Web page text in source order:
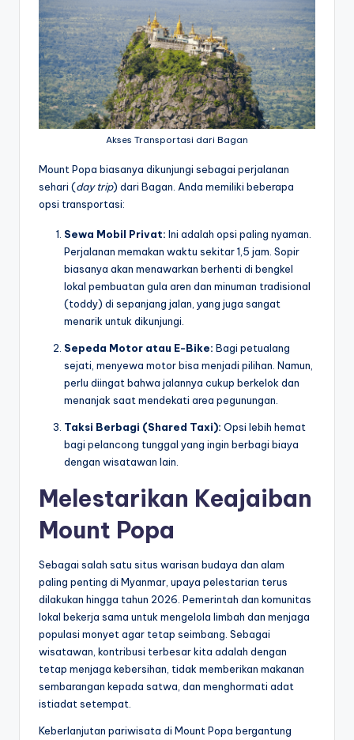
Akses Transportasi dari Bagan
Mount Popa biasanya dikunjungi sebagai perjalanan
sehari (day trip) dari Bagan. Anda memiliki beberapa
opsi transportasi:
Sewa Mobil Privat: Ini adalah opsi paling nyaman.
Perjalanan memakan waktu sekitar 1,5 jam. Sopir
biasanya akan menawarkan berhenti di bengkel
lokal pembuatan gula aren dan minuman tradisional
(toddy) di sepanjang jalan, yang juga sangat
menarik untuk dikunjungi.
Sepeda Motor atau E-Bike: Bagi petualang
sejati, menyewa motor bisa menjadi pilihan. Namun,
perlu diingat bahwa jalannya cukup berkelok dan
menanjak saat mendekati area pegunungan.
Taksi Berbagi (Shared Taxi): Opsi lebih hemat
bagi pelancong tunggal yang ingin berbagi biaya
dengan wisatawan lain.
Melestarikan Keajaiban
Mount Popa
Sebagai salah satu situs warisan budaya dan alam
paling penting di Myanmar, upaya pelestarian terus
dilakukan hingga tahun 2026. Pemerintah dan komunitas
lokal bekerja sama untuk mengelola limbah dan menjaga
populasi monyet agar tetap seimbang. Sebagai
wisatawan, kontribusi terbesar kita adalah dengan
tetap menjaga kebersihan, tidak memberikan makanan
sembarangan kepada satwa, dan menghormati adat
istiadat setempat.
Keberlanjutan pariwisata di Mount Popa bergantung